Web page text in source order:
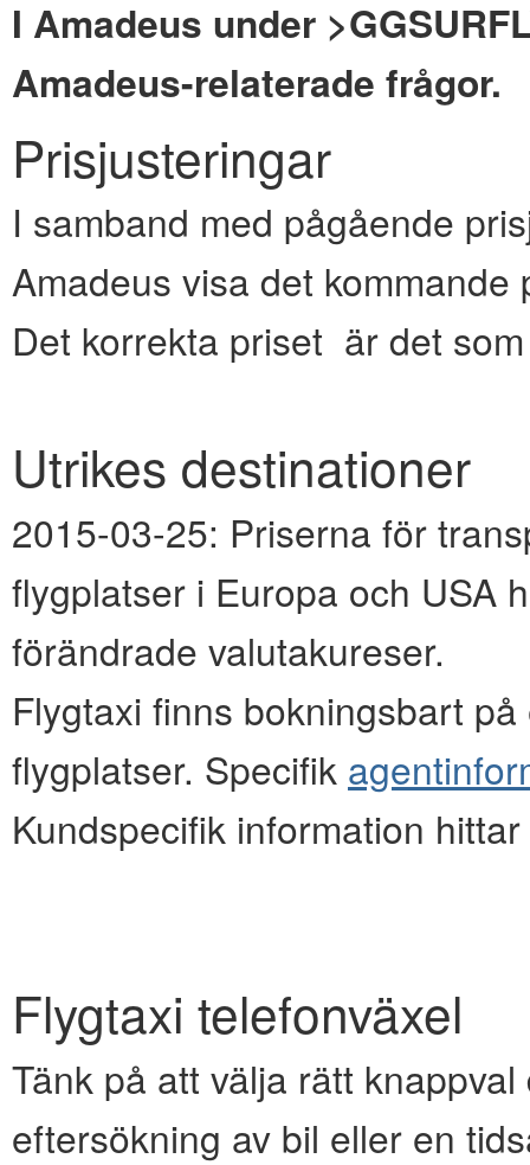
I Amadeus under
Amadeus-relaterade frågor.
Prisjusteringar
I samband med pågående
Amadeus visa det
Det korrekta priset är det
Utrikes destinationer
2015-03-25: Priserna för
flygplatser i Europa och USA
förändrade valutakureser.
Flygtaxi finns bokningsbart
flygplatser. Specifik
Kundspecifik information
Flygtaxi telefonväxel
Tänk på att välja rätt
eftersökning av bil eller en